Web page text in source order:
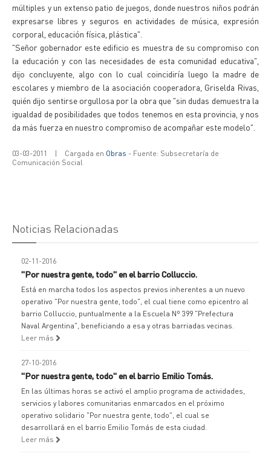
múltiples y un extenso patio de juegos, donde nuestros niños podrán
expresarse libres y seguros en actividades de música, expresión
corporal, educación física, plástica".
"Señor gobernador este edificio es muestra de su compromiso con
la educación y con las necesidades de esta comunidad educativa",
dijo concluyente, algo con lo cual coincidiría luego la madre de
escolares y miembro de la asociación cooperadora, Griselda Rivas,
quién dijo sentirse orgullosa por la obra que "sin dudas demuestra la
igualdad de posibilidades que todos tenemos en esta provincia, y nos
da más fuerza en nuestro compromiso de acompañar este modelo".
03-03-2011 | Cargada en Obras - Fuente: Subsecretaría de
Comunicación Social
Noticias Relacionadas
02-11-2016
"Por nuestra gente, todo" en el barrio Colluccio.
Está en marcha todos los aspectos previos inherentes a un nuevo
operativo "Por nuestra gente, todo", el cual tiene como epicentro al
barrio Colluccio, puntualmente a la Escuela Nº 399 "Prefectura
Naval Argentina", beneficiando a esa y otras barriadas vecinas.
Leer más
27-10-2016
"Por nuestra gente, todo" en el barrio Emilio Tomás.
En las últimas horas se activó el amplio programa de actividades,
servicios y labores comunitarias enmarcados en el próximo
operativo solidario "Por nuestra gente, todo", el cual se
desarrollará en el barrio Emilio Tomás de esta ciudad.
Leer más